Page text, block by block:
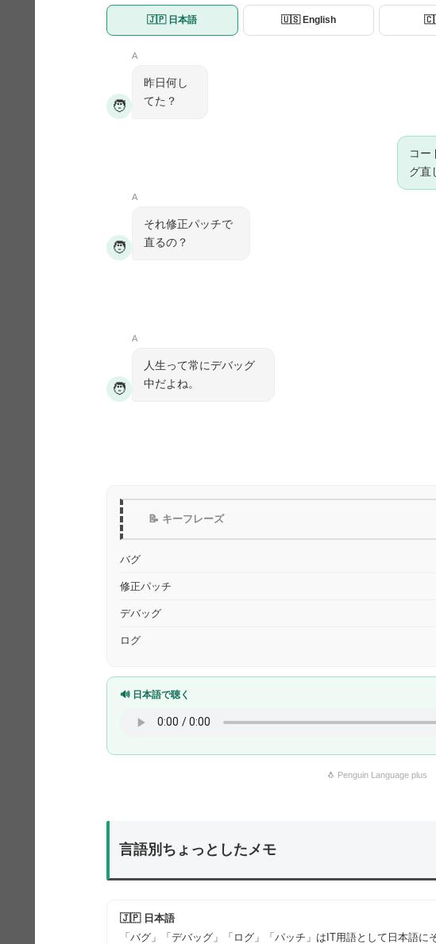
🇯🇵 日本語 🇺🇸 English
🧑
A
昨日何し
てた？
コー
グ直
🧑
A
それ修正パッチで
直るの？
🧑
A
人生って常にデバッグ
中だよね。
📝 キーフレーズ
バグ
修正パッチ
デバッグ
ログ
🔊 日本語で聴く
🐧 Penguin Language plus
言語別ちょっとしたメモ
🇯🇵 日本語
「バグ」「デバッグ」「ログ」「パッチ」はIT用語として日本語